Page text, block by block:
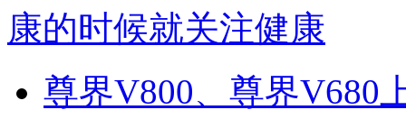
康的时候就关注健康
尊界V800、尊界V680